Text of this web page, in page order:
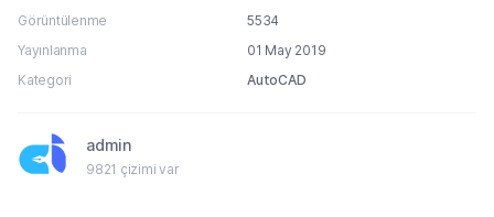
Görüntülenme
5534
Yayınlanma
01 May 2019
Kategori
AutoCAD
admin
9821 çizimi var